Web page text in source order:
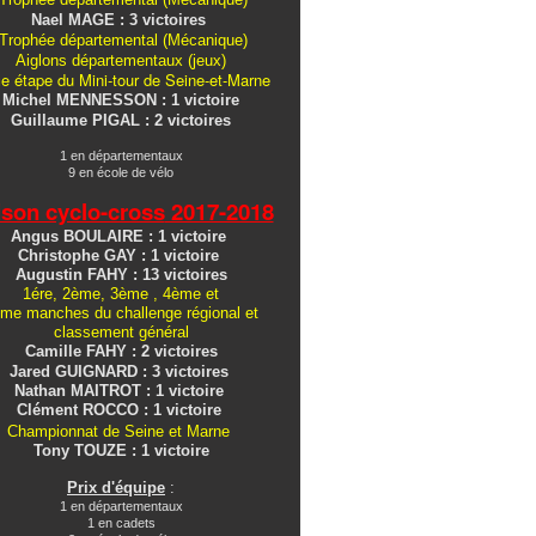
Nael MAGE : 3 victoires
Trophée départemental (Mécanique)
Aiglons départementaux (jeux)
étape du Mini-tour de Seine-et-Marne
Michel MENNESSON : 1 victoire
Guillaume PIGAL : 2 victoires
1 en départementaux
9 en école de vélo
cyclo-cross2017-2018
Angus BOULAIRE : 1 victoire
Christophe GAY : 1 victoire
Augustin FAHY : 13 victoires
1ére, 2ème, 3ème , 4ème et
manches du challenge régional et
classement général
Camille FAHY : 2 victoires
Jared GUIGNARD : 3 victoires
Nathan MAITROT : 1 victoire
Clément ROCCO : 1 victoire
Championnat de Seine et Marne
Tony TOUZE : 1 victoire
Prix d'équipe :
1 en départementaux
1 en cadets